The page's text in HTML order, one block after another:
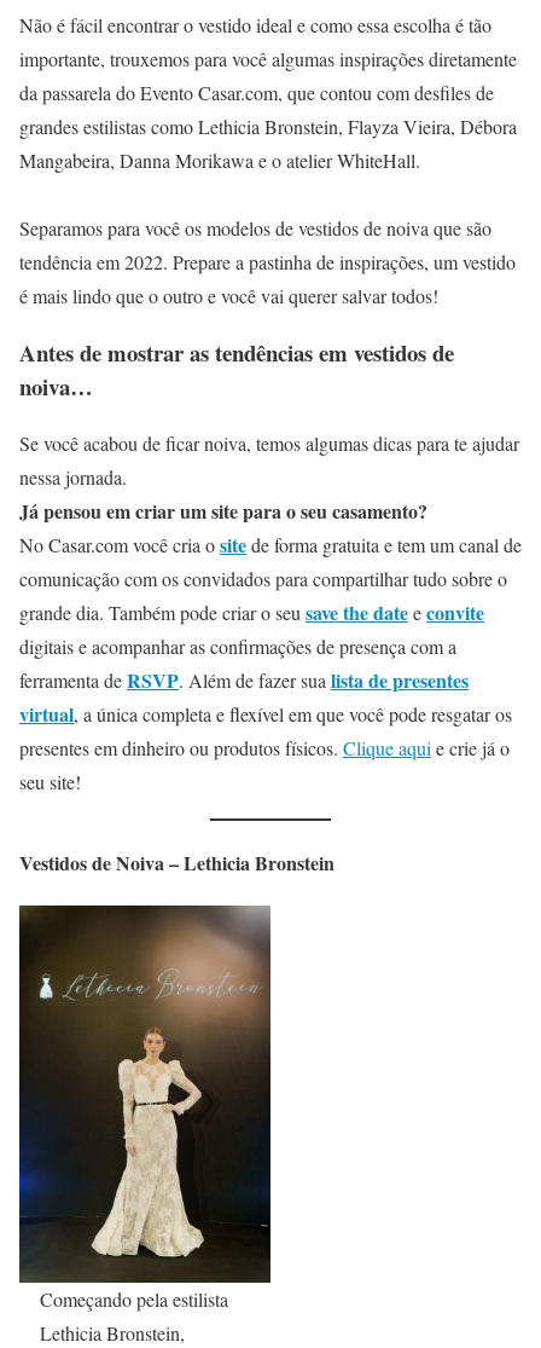
Não é fácil encontrar o vestido ideal e como essa escolha é tão
importante, trouxemos para você algumas inspirações diretamente
da passarela do Evento Casar.com, que contou com desfiles de
grandes estilistas como Lethicia Bronstein, Flayza Vieira, Débora
Mangabeira, Danna Morikawa e o atelier WhiteHall.
Separamos para você os modelos de vestidos de noiva que são
tendência em 2022. Prepare a pastinha de inspirações, um vestido
é mais lindo que o outro e você vai querer salvar todos!
Antes de mostrar as tendências em vestidos de
noiva…
Se você acabou de ficar noiva, temos algumas dicas para te ajudar
nessa jornada.
Já pensou em criar um site para o seu casamento?
No Casar.com você cria ositede forma gratuita e tem um canal de
comunicação com os convidados para compartilhar tudo sobre o
grande dia. Também pode criar o seu save the dateeconvite
digitais e acompanhar as confirmações de presença com a
ferramenta deRSVP. Além de fazer sua lista de presentes
virtual, a única completa e flexível em que você pode resgatar os
presentes em dinheiro ou produtos físicos. Clique aqui e crie já o
seu site!
Vestidos de Noiva – Lethicia Bronstein
Começando pela estilista
Lethicia Bronstein,